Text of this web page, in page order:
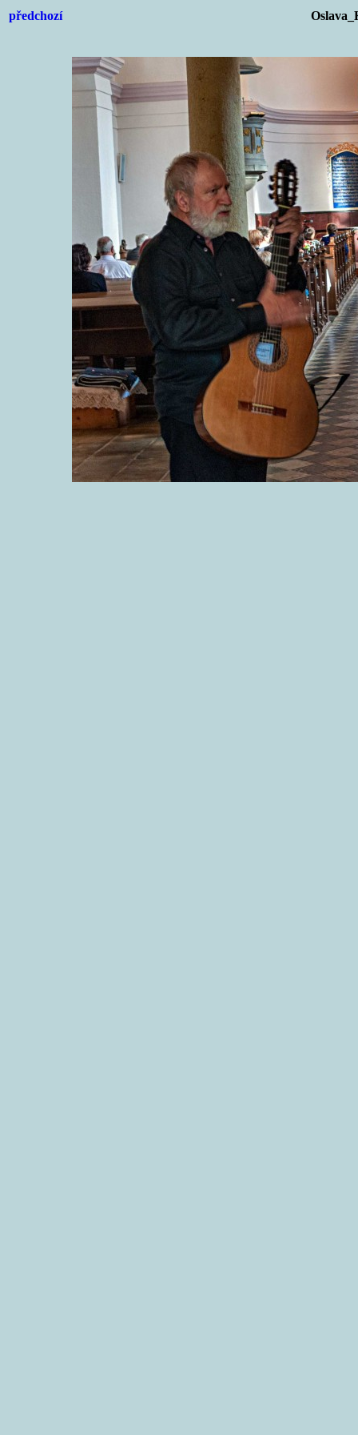
předchozí